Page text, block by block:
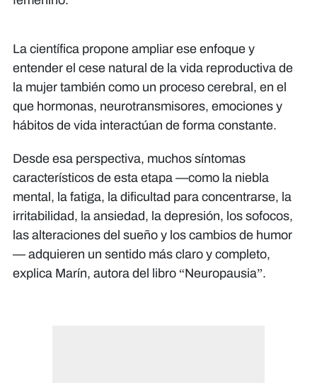
La científica propone ampliar ese enfoque y
entender el cese natural de la vida reproductiva de
la mujer también como un proceso cerebral, en el
que hormonas, neurotransmisores, emociones y
hábitos de vida interactúan de forma constante.
Desde esa perspectiva, muchos síntomas
característicos de esta etapa —como la niebla
mental, la fatiga, la dificultad para concentrarse, la
irritabilidad, la ansiedad, la depresión, los sofocos,
las alteraciones del sueño y los cambios de humor
— adquieren un sentido más claro y completo,
explica Marín, autora del libro “Neuropausia”.